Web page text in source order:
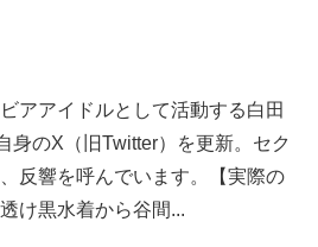
アアイドルとして活動する白田
身のX（旧Twitter）を更新。セク
反響を呼んでいます。【実際の
け黒水着から谷間...